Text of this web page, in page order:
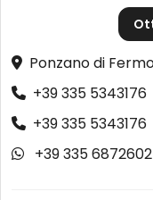
Ponzano di
+39 335 5343176
+39 335 5343176
+39 335 6872602